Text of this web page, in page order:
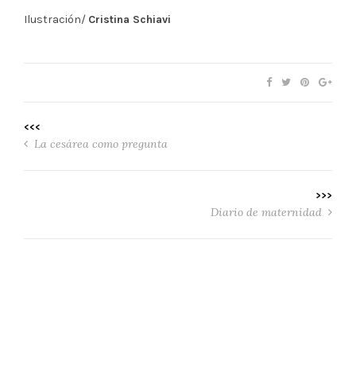
Ilustración/ Cristina Schiavi
<<<
La cesárea como pregunta
>>>
Diario de maternidad